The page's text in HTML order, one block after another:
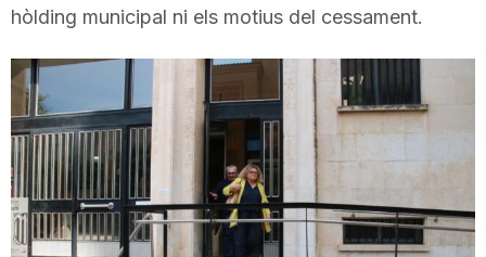
T
r
r
hòlding municipal ni els motius del cessament.